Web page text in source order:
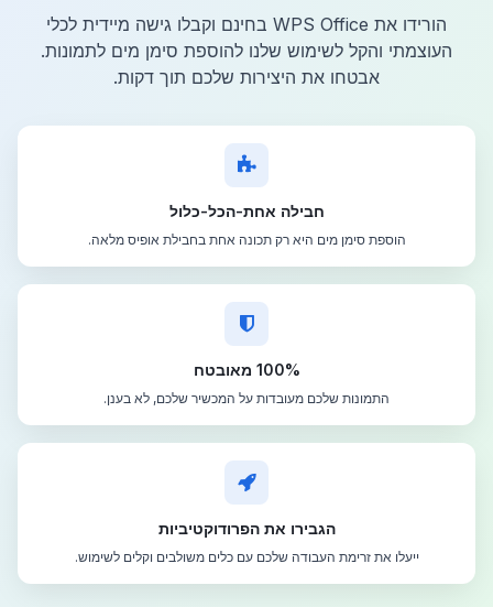
הורידו את WPS Office בחינם וקבלו גישה מיידית לכלי
העוצמתי והקל לשימוש שלנו להוספת סימן מים לתמונות.
אבטחו את היצירות שלכם תוך דקות.
חבילה אחת-הכל-כלול
הוספת סימן מים היא רק תכונה אחת בחבילת אופיס מלאה.
100% מאובטח
התמונות שלכם מעובדות על המכשיר שלכם, לא בענן.
הגבירו את הפרודוקטיביות
ייעלו את זרימת העבודה שלכם עם כלים משולבים וקלים לשימוש.